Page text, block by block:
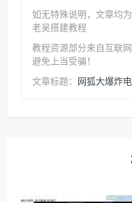
如无特殊说明，文章均
老吴搭建教程
教程资源部分来自互联
避免上当受骗！
文章标题： 网狐大爆炸